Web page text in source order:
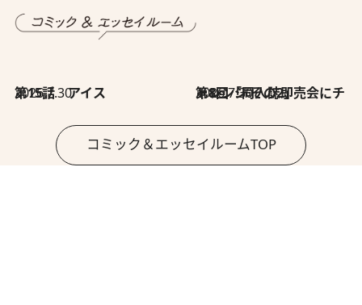
2026.7.30
第15話 アイス 2026.7.30
第8回「同人誌即売会にチャレンジ その2」
コミック＆エッセイルームTOP